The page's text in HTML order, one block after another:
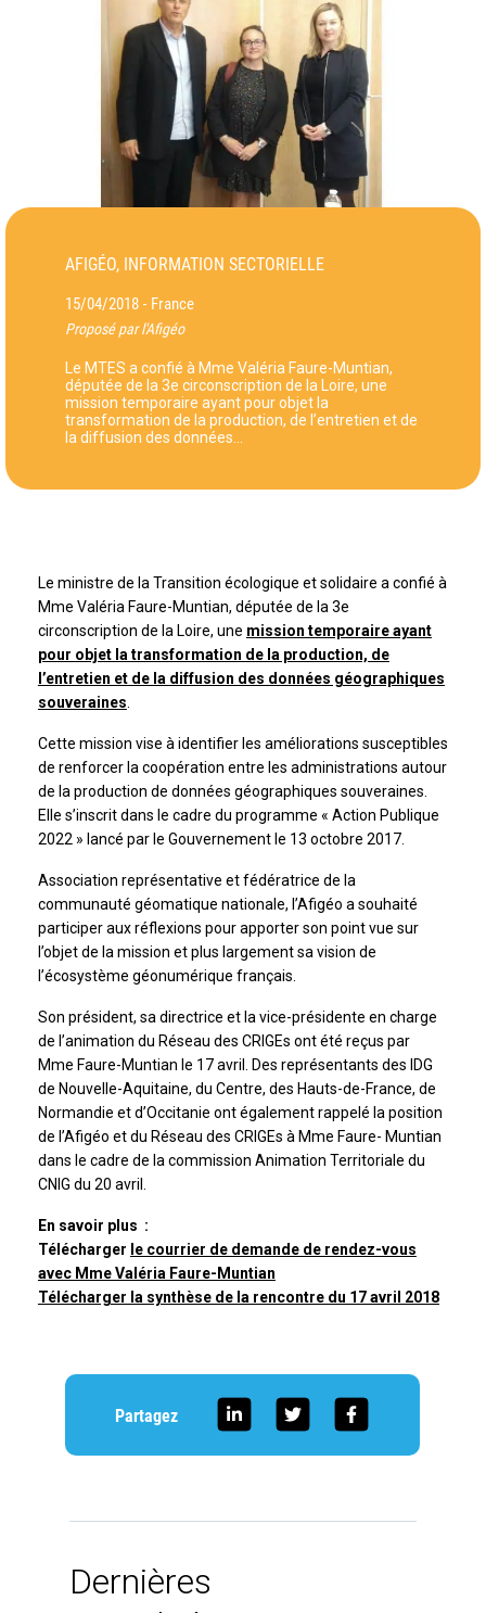
AFIGÉO, INFORMATION SECTORIELLE
15/04/2018 - France
Proposé par l'Afigéo
Le MTES a confié à Mme Valéria Faure-Muntian,
députée de la 3e circonscription de la Loire, une
mission temporaire ayant pour objet la
transformation de la production, de l’entretien et de
la diffusion des données…
Le ministre de la Transition écologique et solidaire a confié à
Mme Valéria Faure-Muntian, députée de la 3e
circonscription de la Loire, une mission temporaire ayant
pour objet la transformation de la production, de
l’entretien et de la diffusion des données géographiques
souveraines.
Cette mission vise à identifier les améliorations susceptibles
de renforcer la coopération entre les administrations autour
de la production de données géographiques souveraines.
Elle s’inscrit dans le cadre du programme « Action Publique
2022 » lancé par le Gouvernement le 13 octobre 2017.
Association représentative et fédératrice de la
communauté géomatique nationale, l’Afigéo a souhaité
participer aux réflexions pour apporter son point vue sur
l’objet de la mission et plus largement sa vision de
l’écosystème géonumérique français.
Son président, sa directrice et la vice-présidente en charge
de l’animation du Réseau des CRIGEs ont été reçus par
Mme Faure-Muntian le 17 avril. Des représentants des IDG
de Nouvelle-Aquitaine, du Centre, des Hauts-de-France, de
Normandie et d’Occitanie ont également rappelé la position
de l’Afigéo et du Réseau des CRIGEs à Mme Faure- Muntian
dans le cadre de la commission Animation Territoriale du
CNIG du 20 avril.
En savoir plus :
Télécharger le courrier de demande de rendez-vous
avec Mme Valéria Faure-Muntian
Télécharger la synthèse de la rencontre du 17 avril 2018
Partagez
Dernières